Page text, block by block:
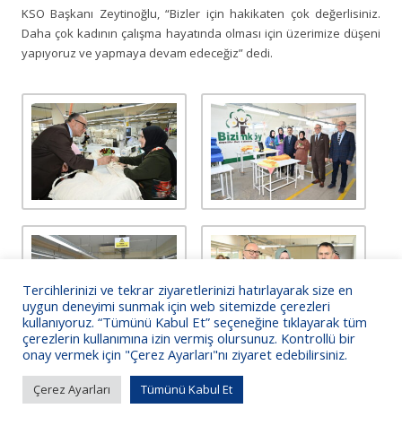
KSO Başkanı Zeytinoğlu, “Bizler için hakikaten çok değerlisiniz.
Daha çok kadının çalışma hayatında olması için üzerimize düşeni
yapıyoruz ve yapmaya devam edeceğiz” dedi.
Tercihlerinizi ve tekrar ziyaretlerinizi hatırlayarak size en
uygun deneyimi sunmak için web sitemizde çerezleri
kullanıyoruz. “Tümünü Kabul Et” seçeneğine tıklayarak tüm
çerezlerin kullanımına izin vermiş olursunuz. Kontrollü bir
onay vermek için "Çerez Ayarları"nı ziyaret edebilirsiniz.
Çerez Ayarları Tümünü Kabul Et